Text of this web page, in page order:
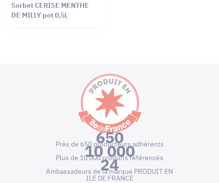
Sorbet CERISE MENTHE
DE MILLY pot 0,5L
650
Près de 650 producteurs adhérents
10 000
Plus de 10 000 produits référencés
24
Ambassadeurs de la marque PRODUIT EN
ILE DE FRANCE